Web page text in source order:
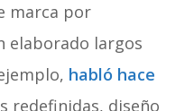
marca por
elaborado largos
habló hace
redefinidas, diseño